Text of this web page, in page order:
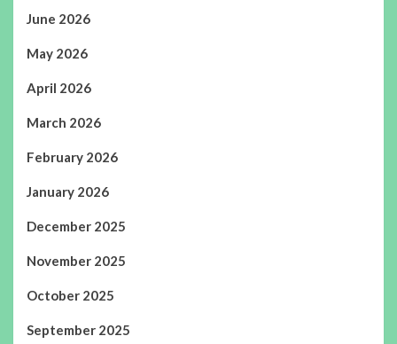
June 2026
May 2026
April 2026
March 2026
February 2026
January 2026
December 2025
November 2025
October 2025
September 2025